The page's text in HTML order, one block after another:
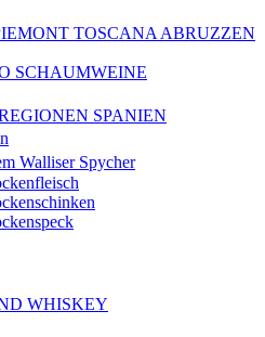
TOSCANA ABRUZZEN
SCHAUMWEINE
SPANIEN
Walliser Spycher
WHISKEY